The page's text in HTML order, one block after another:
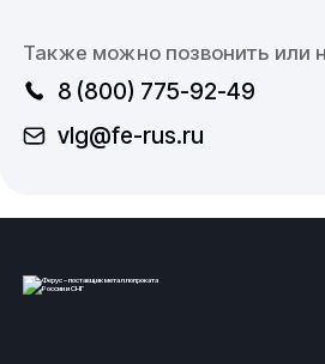
Также можно позвонить или
8 (800) 775-92-49
vlg@fe-rus.ru